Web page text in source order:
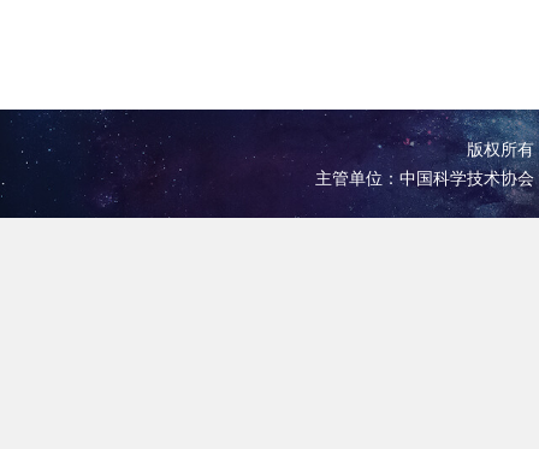
版权所
主管单位：中国科学技术协